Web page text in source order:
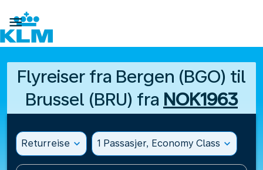

Flyreiser fra Bergen (BGO) til
Brussel (BRU) fra NOK1963
Returreise expand_more 1 Passasjer, Economy Class expand_more